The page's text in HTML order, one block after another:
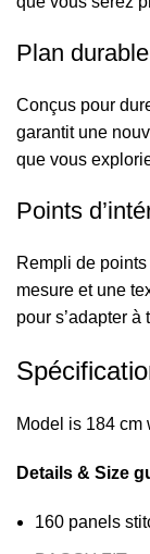
Plan
Conçus pour
garantit une
que vous
Points
Rempli de
mesure et une
pour s’adapter à
Model is 184 cm
Details & Size
160 panels